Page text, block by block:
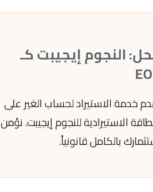
النجوم إيجيبت كـ
خدمة الاستيراد لحساب الغير على
الاستيرادية للنجوم إيجيبت. نؤمن
بالكامل قانونياً.